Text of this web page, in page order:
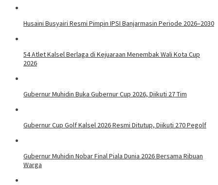
Husaini Busyairi Resmi Pimpin IPSI Banjarmasin Periode 2026–2030
54 Atlet Kalsel Berlaga di Kejuaraan Menembak Wali Kota Cup
2026
Gubernur Muhidin Buka Gubernur Cup 2026, Diikuti 27 Tim
Gubernur Cup Golf Kalsel 2026 Resmi Ditutup, Diikuti 270 Pegolf
Gubernur Muhidin Nobar Final Piala Dunia 2026 Bersama Ribuan
Warga